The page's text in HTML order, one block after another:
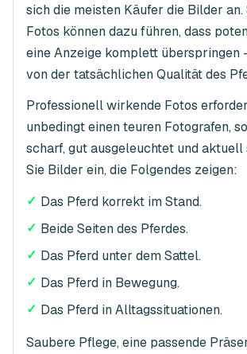
sich die meisten Käufer die Bilder
Fotos können dazu führen, dass
eine Anzeige komplett überspringen
von der tatsächlichen Qualität des
Professionell wirkende Fotos
unbedingt einen teuren Fotografen,
scharf, gut ausgeleuchtet und aktuell
Sie Bilder ein, die Folgendes zeigen:
✓ Das Pferd korrekt im Stand.
✓ Beide Seiten des Pferdes.
✓ Das Pferd unter dem Sattel.
✓ Das Pferd in Bewegung.
✓ Das Pferd in Alltagssituationen.
Saubere Pflege, eine passende